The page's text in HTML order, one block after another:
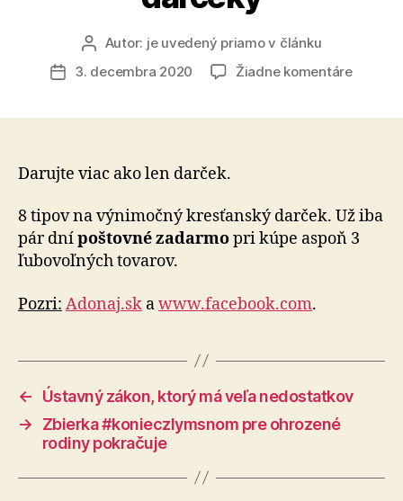
Autor
článku
Autor: je uvedený priamo v článku
Dátum
3. decembra 2020 Žiadne komentárena
Darujte viac ako len darček.
8 tipov na výnimočný kresťanský darček. Už iba
pár dnípoštovné zadarmopri kúpe aspoň 3
ľubovoľných tovarov.
Pozri: Adonaj.sk awww.facebook.com.
←
Ústavný zákon, ktorý má veľa nedostatkov
→
Zbierka #konieczlymsnom pre ohrozené
rodiny pokračuje